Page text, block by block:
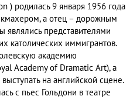
) родилась 9 января 1956 года
а отец – дорожным
представителями
католических иммигрантов.
академию
Academy of Dramatic Art), а
на английской сцене.
с пьес Гольдони в театре